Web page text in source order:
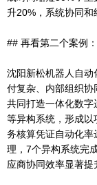
升20%，系统协同和
## 再看第二个案例
沈阳新松机器人自
付复杂、内部组织
共同打造一体化数字
等异构系统，形成
务核算凭证自动化
理，7个异构系统完
应商协同效率显著提